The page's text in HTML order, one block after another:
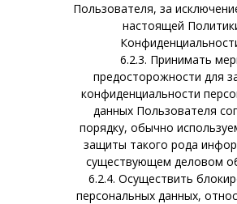
Пользователя, за
настоящей
6.2.3. Принимать
предосторожности для
конфиденциальности
данных Пользователя
порядку, обычно
защиты такого рода
существующем деловом
6.2.4. Осуществить
персональных данных,